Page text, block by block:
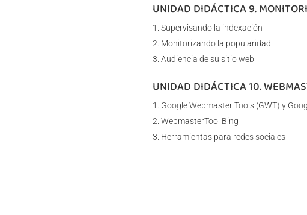
UNIDAD DIDÁCTICA 9.
Supervisando la indexación
Monitorizando la popularidad
Audiencia de su sitio web
UNIDAD DIDÁCTICA 10.
Google Webmaster Tools (GWT) y
WebmasterTool Bing
Herramientas para redes sociales